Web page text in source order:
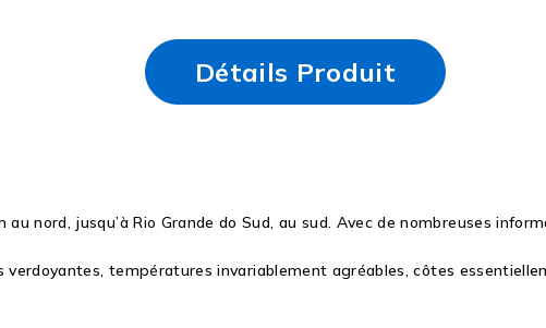
Détails Produit
au nord, jusqu’à Rio Grande do Sud, au sud. Avec de nombreuses
températures invariablement agréables, côtes